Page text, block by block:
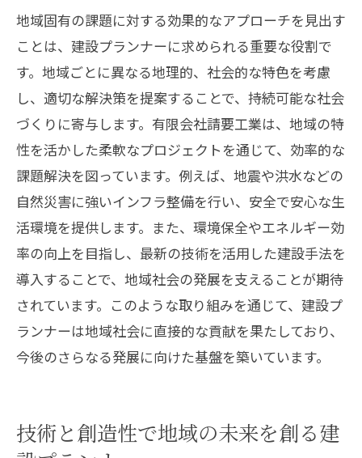
地域固有の課題に対する効果的なアプローチを見出す
ことは、建設プランナーに求められる重要な役割で
す。地域ごとに異なる地理的、社会的な特色を考慮
し、適切な解決策を提案することで、持続可能な社会
づくりに寄与します。有限会社請要工業は、地域の特
性を活かした柔軟なプロジェクトを通じて、効率的な
課題解決を図っています。例えば、地震や洪水などの
自然災害に強いインフラ整備を行い、安全で安心な生
活環境を提供します。また、環境保全やエネルギー効
率の向上を目指し、最新の技術を活用した建設手法を
導入することで、地域社会の発展を支えることが期待
されています。このような取り組みを通じて、建設プ
ランナーは地域社会に直接的な貢献を果たしており、
今後のさらなる発展に向けた基盤を築いています。
技術と創造性で地域の未来を創る建